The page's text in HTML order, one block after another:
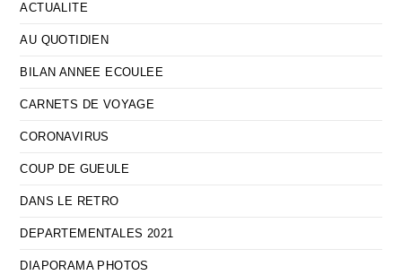
ACTUALITE
AU QUOTIDIEN
BILAN ANNEE ECOULEE
CARNETS DE VOYAGE
CORONAVIRUS
COUP DE GUEULE
DANS LE RETRO
DEPARTEMENTALES 2021
DIAPORAMA PHOTOS